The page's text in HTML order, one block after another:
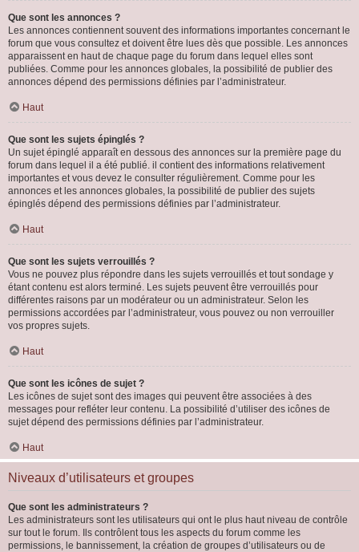
Que sont les annonces ?
Les annonces contiennent souvent des informations importantes concernant le
forum que vous consultez et doivent être lues dès que possible. Les annonces
apparaissent en haut de chaque page du forum dans lequel elles sont
publiées. Comme pour les annonces globales, la possibilité de publier des
annonces dépend des permissions définies par l’administrateur.
Haut
Que sont les sujets épinglés ?
Un sujet épinglé apparaît en dessous des annonces sur la première page du
forum dans lequel il a été publié. il contient des informations relativement
importantes et vous devez le consulter régulièrement. Comme pour les
annonces et les annonces globales, la possibilité de publier des sujets
épinglés dépend des permissions définies par l’administrateur.
Haut
Que sont les sujets verrouillés ?
Vous ne pouvez plus répondre dans les sujets verrouillés et tout sondage y
étant contenu est alors terminé. Les sujets peuvent être verrouillés pour
différentes raisons par un modérateur ou un administrateur. Selon les
permissions accordées par l’administrateur, vous pouvez ou non verrouiller
vos propres sujets.
Haut
Que sont les icônes de sujet ?
Les icônes de sujet sont des images qui peuvent être associées à des
messages pour refléter leur contenu. La possibilité d’utiliser des icônes de
sujet dépend des permissions définies par l’administrateur.
Haut
Niveaux d’utilisateurs et groupes
Que sont les administrateurs ?
Les administrateurs sont les utilisateurs qui ont le plus haut niveau de contrôle
sur tout le forum. Ils contrôlent tous les aspects du forum comme les
permissions, le bannissement, la création de groupes d’utilisateurs ou de